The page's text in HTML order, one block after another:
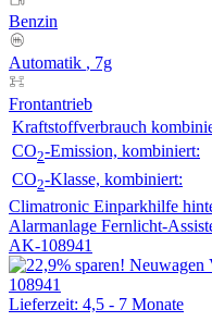
Benzin
Automatik , 7g
Frontantrieb
Kraftstoffverbrauch
CO2-Emission, kombiniert:
CO2-Klasse, kombiniert:
Climatronic Einparkhilfe
Alarmanlage Fernlicht-
AK-108941
Lieferzeit: 4,5 - 7 Monate